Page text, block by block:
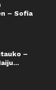
– Sofia
–